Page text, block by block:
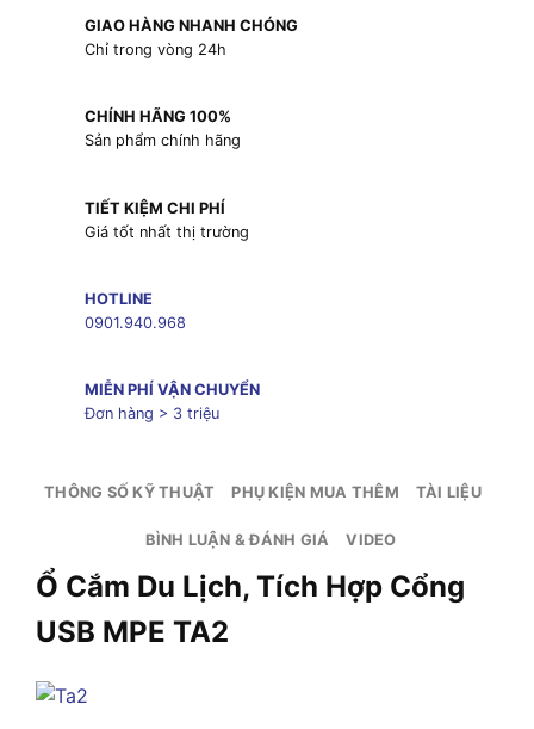
GIAO HÀNG NHANH CHÓNG
Chỉ trong vòng 24h
CHÍNH HÃNG 100%
Sản phẩm chính hãng
TIẾT KIỆM CHI PHÍ
Giá tốt nhất thị trường
HOTLINE
0901.940.968
MIỄN PHÍ VẬN CHUYỂN
Đơn hàng > 3 triệu
THÔNG SỐ KỸ THUẬT PHỤ KIỆN MUA THÊM TÀI LIỆU
BÌNH LUẬN & ĐÁNH GIÁ VIDEO
Ổ Cắm Du Lịch, Tích Hợp Cổng
USB MPE TA2